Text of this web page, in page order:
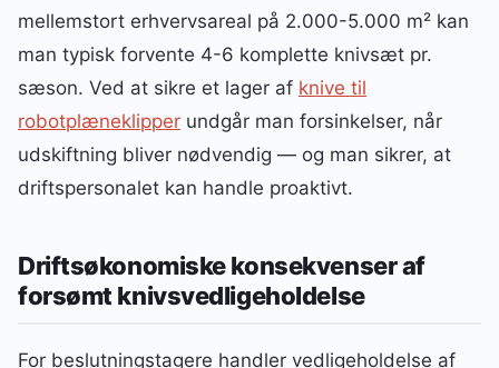
mellemstort erhvervsareal på 2.000-5.000 m² kan
man typisk forvente 4-6 komplette knivsæt pr.
sæson. Ved at sikre et lager af knive til
robotplæneklipper undgår man forsinkelser, når
udskiftning bliver nødvendig — og man sikrer, at
driftspersonalet kan handle proaktivt.
Driftsøkonomiske konsekvenser af
forsømt knivsvedligeholdelse
For beslutningstagere handler vedligeholdelse af